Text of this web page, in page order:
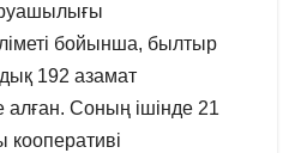
бойынша, былтыр
192 азамат
алған. Соның ішінде 21